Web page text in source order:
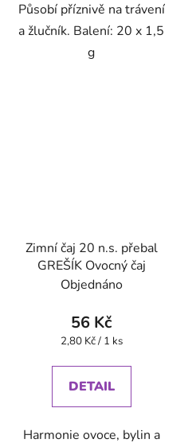
Působí příznivě na trávení
a žlučník. Balení: 20 x 1,5
g
Zimní čaj 20 n.s. přebal
GREŠÍK Ovocný čaj
Objednáno
56 Kč
Měrná
2,80 Kč / 1 ks
DETAIL
Harmonie ovoce, bylin a